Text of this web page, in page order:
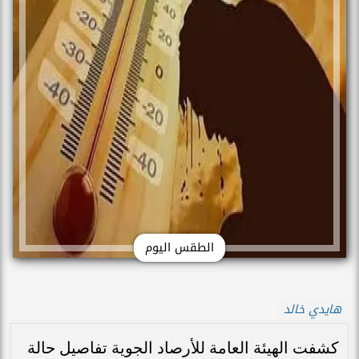
الطقس اليوم
هايدي خالد
كشفت الهيئة العامة للأرصاد الجوية تفاصيل حالة